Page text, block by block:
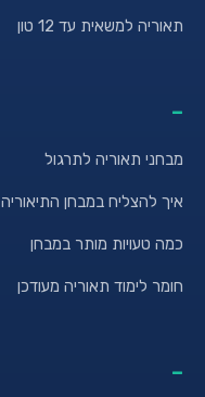
תאוריה למשאית עד 12 טון
מבחני תאוריה לתרגול
איך להצליח במבחן התיאוריה
כמה טעויות מותר במבחן
חומר לימוד תאוריה מעודכן